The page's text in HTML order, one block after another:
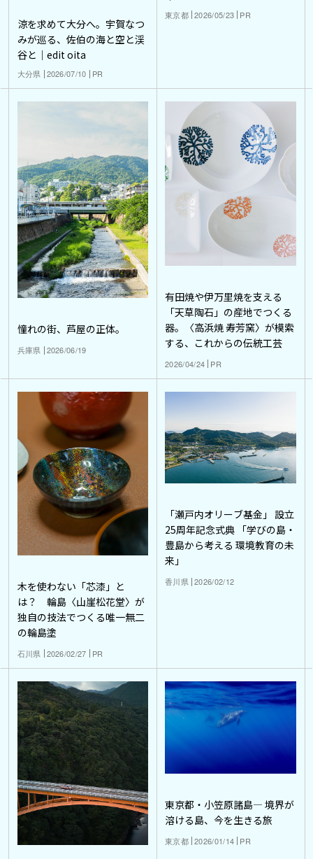
涼を求めて大分へ。宇賀なつ
みが巡る、佐伯の海と空と渓
谷と｜edit oita
大分県 2026/07/10 PR
東京都 2026/05/23 PR
憧れの街、芦屋の正体。
兵庫県 2026/06/19
有田焼や伊万里焼を支える
「天草陶石」の産地でつくる
器。〈高浜焼 寿芳窯〉が模索
する、これからの伝統工芸
2026/04/24 PR
木を使わない「芯漆」と
は？ 輪島〈山崖松花堂〉が
独自の技法でつくる唯一無二
の輪島塗
石川県 2026/02/27 PR
「瀬戸内オリーブ基金」 設立
25周年記念式典 「学びの島・
豊島から考える 環境教育の未
来」
香川県 2026/02/12
東京都・小笠原諸島― 境界が
溶ける島、今を生きる旅
東京都 2026/01/14 PR